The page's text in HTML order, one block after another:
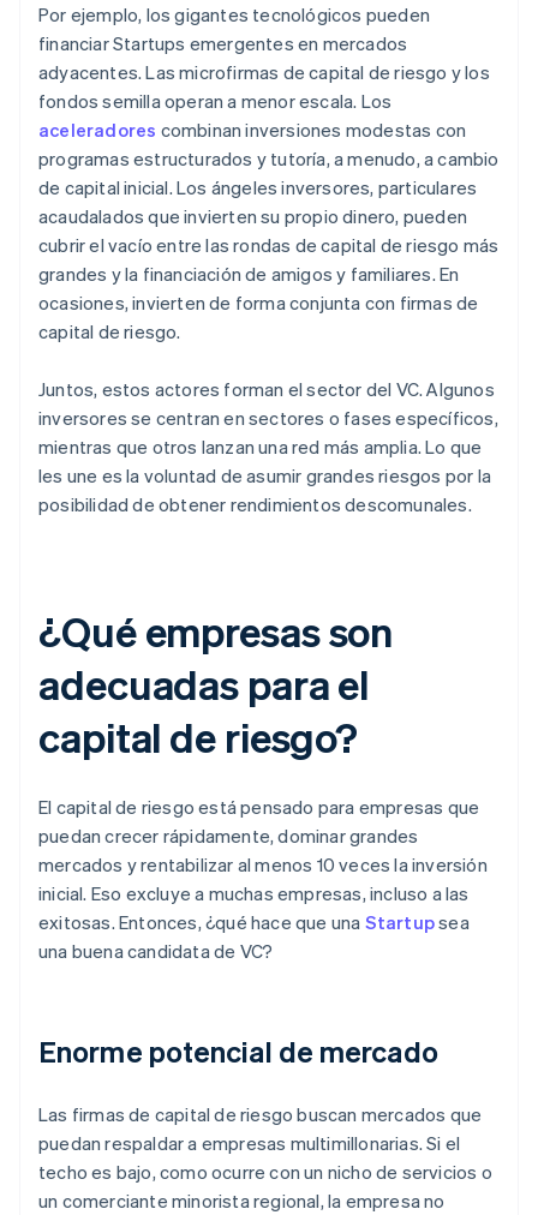
Por ejemplo, los gigantes tecnológicos pueden
financiar Startups emergentes en mercados
adyacentes. Las microfirmas de capital de riesgo y los
fondos semilla operan a menor escala. Los
aceleradores combinan inversiones modestas con
programas estructurados y tutoría, a menudo, a cambio
de capital inicial. Los ángeles inversores, particulares
acaudalados que invierten su propio dinero, pueden
cubrir el vacío entre las rondas de capital de riesgo más
grandes y la financiación de amigos y familiares. En
ocasiones, invierten de forma conjunta con firmas de
capital de riesgo.
Juntos, estos actores forman el sector del VC. Algunos
inversores se centran en sectores o fases específicos,
mientras que otros lanzan una red más amplia. Lo que
les une es la voluntad de asumir grandes riesgos por la
posibilidad de obtener rendimientos descomunales.
¿Qué empresas son
adecuadas para el
capital de riesgo?
El capital de riesgo está pensado para empresas que
puedan crecer rápidamente, dominar grandes
mercados y rentabilizar al menos 10 veces la inversión
inicial. Eso excluye a muchas empresas, incluso a las
exitosas. Entonces, ¿qué hace que una Startupsea
una buena candidata de VC?
Enorme potencial de mercado
Las firmas de capital de riesgo buscan mercados que
puedan respaldar a empresas multimillonarias. Si el
techo es bajo, como ocurre con un nicho de servicios o
un comerciante minorista regional, la empresa no